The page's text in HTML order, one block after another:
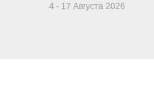
4 - 17 Августа 2026